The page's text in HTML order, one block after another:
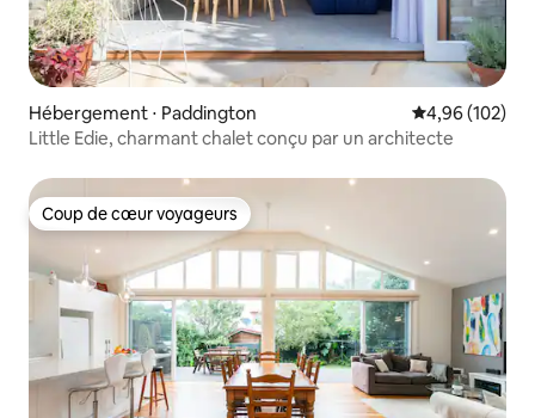
Hébergement ⋅ Paddington Évaluation
4,96 (102)
Little Edie, charmant chalet conçu par un architecte
Coup de cœur voyageurs
Coup de cœur voyageurs